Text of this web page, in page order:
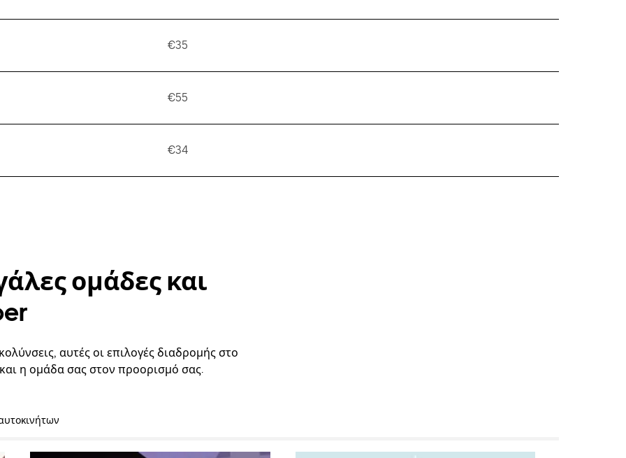
€35
€55
€34
ομάδες και
αυτές οι επιλογές διαδρομής στο
η ομάδα σας στον προορισμό σας.